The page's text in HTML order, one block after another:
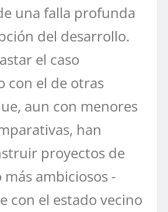
una falla profunda
del desarrollo.
el caso
con el de otras
aun con menores
han
proyectos de
ambiciosos -
con el estado vecino